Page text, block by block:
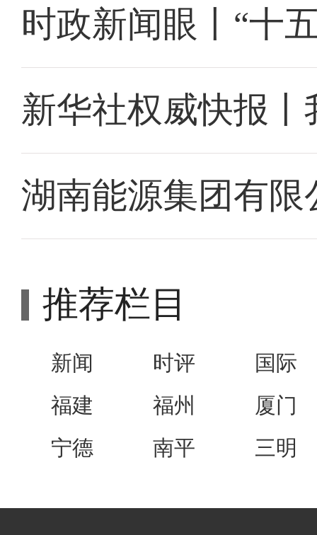
时政新闻眼丨“十
新华社权威快报
湖南能源集团有
推荐栏目
新闻 时评
国际
福建
福州
厦门
宁德
南平 三明